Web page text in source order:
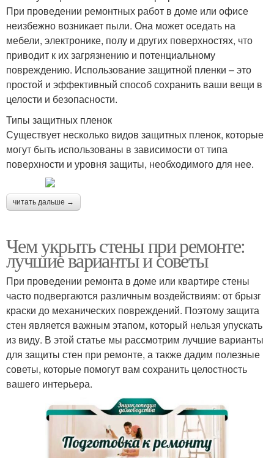
При проведении ремонтных работ в доме или офисе
неизбежно возникает пыли. Она может оседать на
мебели, электронике, полу и других поверхностях, что
приводит к их загрязнению и потенциальному
повреждению. Использование защитной пленки – это
простой и эффективный способ сохранить ваши вещи в
целости и безопасности.
Типы защитных пленок
Существует несколько видов защитных пленок, которые
могут быть использованы в зависимости от типа
поверхности и уровня защиты, необходимого для нее.
читать дальше →
Чем укрыть стены при ремонте:
лучшие варианты и советы
При проведении ремонта в доме или квартире стены
часто подвергаются различным воздействиям: от брызг
краски до механических повреждений. Поэтому защита
стен является важным этапом, который нельзя упускать
из виду. В этой статье мы рассмотрим лучшие варианты
для защиты стен при ремонте, а также дадим полезные
советы, которые помогут вам сохранить целостность
вашего интерьера.